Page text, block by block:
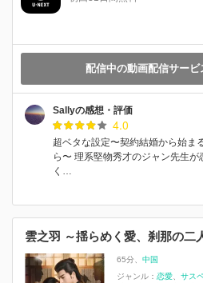
配信中の動画配信サービ
Sallyの感想・評価
4.0
超ベタな設定〜契約結婚から始
ら〜 理系堅物秀才のジャン先生
く…
雲之羽 ～揺らめく愛、刹那の二
65分
中国
ジャンル： 恋愛 サス